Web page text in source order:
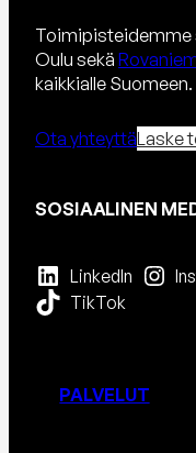
Toimipisteidemme
Oulu sekä
kaikkialle Suomeen.
Ota yhteyttäLaske
SOSIAALINEN
LinkedIn
TikTok
PALVELUT